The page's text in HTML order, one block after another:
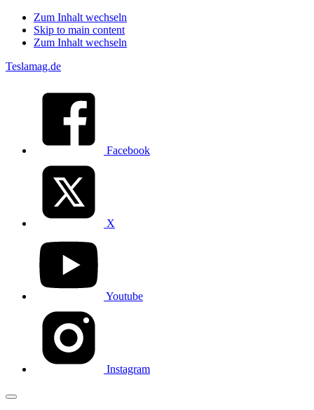
Zum Inhalt wechseln
Skip to main content
Zum Inhalt wechseln
Teslamag.de
Facebook
X
Youtube
Instagram